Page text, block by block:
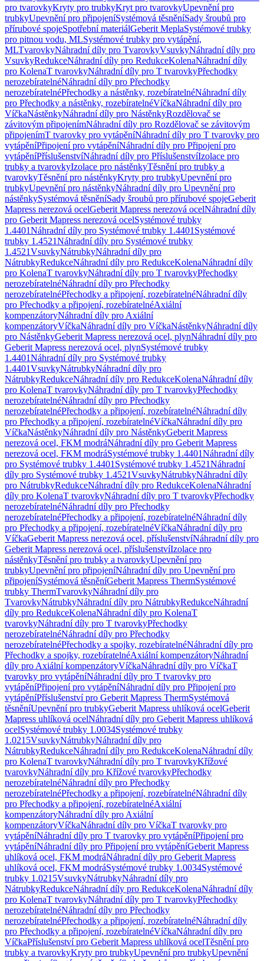
pro tvarovkyKryty pro trubkyKryt pro tvarovkyUpevnění pro
trubkyUpevnění pro připojeníSystémová těsněníSady šroubů pro
přírubové spojeSpotřební materiálGeberit MeplaSystémové trubky
pro pitnou vodu, MLSystémové trubky pro vytápění,
MLTvarovkyNáhradní díly pro TvarovkyVsuvkyNáhradní díly pro
VsuvkyRedukceNáhradní díly pro RedukceKolenaNáhradní díly
pro KolenaT tvarovkyNáhradní díly pro T tvarovkyPřechodky
nerozebíratelnéNáhradní díly pro Přechodky
nerozebíratelnéPřechodky a nástěnky, rozebíratelnéNáhradní díly
pro Přechodky a nástěnky, rozebíratelnéVíčkaNáhradní díly pro
VíčkaNástěnkyNáhradní díly pro NástěnkyRozdělovač se
závitovým připojenímNáhradní díly pro Rozdělovač se závitovým
připojenímT tvarovky pro vytápěníNáhradní díly pro T tvarovky pro
vytápěníPřipojení pro vytápěníNáhradní díly pro Připojení pro
vytápěníPříslušenstvíNáhradní díly pro PříslušenstvíIzolace pro
trubky a tvarovkyIzolace pro nástěnkyTěsnění pro trubky a
tvarovkyTěsnění pro nástěnkyKryty pro trubkyUpevnění pro
trubkyUpevnění pro nástěnkyNáhradní díly pro Upevnění pro
nástěnkySystémová těsněníSady šroubů pro přírubové spojeGeberit
Mapress nerezová ocelGeberit Mapress nerezová ocelNáhradní díly
pro Geberit Mapress nerezová ocelSystémové trubky
1.4401Náhradní díly pro Systémové trubky 1.4401 Systémové
trubky 1.4521Náhradní díly pro Systémové trubky
1.4521VsuvkyNátrubkyNáhradní díly pro
NátrubkyRedukceNáhradní díly pro RedukceKolenaNáhradní díly
pro KolenaT tvarovkyNáhradní díly pro T tvarovkyPřechodky
nerozebíratelnéNáhradní díly pro Přechodky
nerozebíratelnéPřechodky a připojení, rozebíratelnéNáhradní díly
pro Přechodky a připojení, rozebíratelnéAxiální
kompenzátoryNáhradní díly pro Axiální
kompenzátoryVíčkaNáhradní díly pro VíčkaNástěnkyNáhradní díly
pro NástěnkyGeberit Mapress nerezová ocel, plynNáhradní díly pro
Geberit Mapress nerezová ocel, plynSystémové trubky
1.4401Náhradní díly pro Systémové trubky
1.4401VsuvkyNátrubkyNáhradní díly pro
NátrubkyRedukceNáhradní díly pro RedukceKolenaNáhradní díly
pro KolenaT tvarovkyNáhradní díly pro T tvarovkyPřechodky
nerozebíratelnéNáhradní díly pro Přechodky
nerozebíratelnéPřechodky a připojení, rozebíratelnéNáhradní díly
pro Přechodky a připojení, rozebíratelnéVíčkaNáhradní díly pro
VíčkaNástěnkyNáhradní díly pro NástěnkyGeberit Mapress
nerezová ocel, FKM modráNáhradní díly pro Geberit Mapress
nerezová ocel, FKM modráSystémové trubky 1.4401Náhradní díly
pro Systémové trubky 1.4401 Systémové trubky 1.4521Náhradní
díly pro Systémové trubky 1.4521VsuvkyNátrubkyNáhradní díly
pro NátrubkyRedukceNáhradní díly pro RedukceKolenaNáhradní
díly pro KolenaT tvarovkyNáhradní díly pro T tvarovkyPřechodky
nerozebíratelnéNáhradní díly pro Přechodky
nerozebíratelnéPřechodky a připojení, rozebíratelnéNáhradní díly
pro Přechodky a připojení, rozebíratelnéVíčkaNáhradní díly pro
VíčkaGeberit Mapress nerezová ocel, příslušenstvíNáhradní díly pro
Geberit Mapress nerezová ocel, příslušenstvíIzolace pro
nástěnkyTěsnění pro trubky a tvarovkyUpevnění pro
trubkyUpevnění pro připojeníNáhradní díly pro Upevnění pro
připojeníSystémová těsněníGeberit Mapress ThermSystémové
trubky ThermTvarovkyNáhradní díly pro
TvarovkyNátrubkyNáhradní díly pro NátrubkyRedukceNáhradní
díly pro RedukceKolenaNáhradní díly pro KolenaT
tvarovkyNáhradní díly pro T tvarovkyPřechodky
nerozebíratelnéNáhradní díly pro Přechodky
nerozebíratelnéPřechodky a spojky, rozebíratelnéNáhradní díly pro
Přechodky a spojky, rozebíratelnéAxiální kompenzátoryNáhradní
díly pro Axiální kompenzátoryVíčkaNáhradní díly pro VíčkaT
tvarovky pro vytápěníNáhradní díly pro T tvarovky pro
vytápěníPřipojení pro vytápěníNáhradní díly pro Připojení pro
vytápěníPříslušenství pro Geberit Mapress ThermSystémová
těsněníUpevnění pro trubkyGeberit Mapress uhlíková ocelGeberit
Mapress uhlíková ocelNáhradní díly pro Geberit Mapress uhlíková
ocelSystémové trubky 1.0034Systémové trubky
1.0215VsuvkyNátrubkyNáhradní díly pro
NátrubkyRedukceNáhradní díly pro RedukceKolenaNáhradní díly
pro KolenaT tvarovkyNáhradní díly pro T tvarovkyKřížové
tvarovkyNáhradní díly pro Křížové tvarovkyPřechodky
nerozebíratelnéNáhradní díly pro Přechodky
nerozebíratelnéPřechodky a připojení, rozebíratelnéNáhradní díly
pro Přechodky a připojení, rozebíratelnéAxiální
kompenzátoryNáhradní díly pro Axiální
kompenzátoryVíčkaNáhradní díly pro VíčkaT tvarovky pro
vytápěníNáhradní díly pro T tvarovky pro vytápěníPřipojení pro
vytápěníNáhradní díly pro Připojení pro vytápěníGeberit Mapress
uhlíková ocel, FKM modráNáhradní díly pro Geberit Mapress
uhlíková ocel, FKM modráSystémové trubky 1.0034Systémové
trubky 1.0215VsuvkyNátrubkyNáhradní díly pro
NátrubkyRedukceNáhradní díly pro RedukceKolenaNáhradní díly
pro KolenaT tvarovkyNáhradní díly pro T tvarovkyPřechodky
nerozebíratelnéNáhradní díly pro Přechodky
nerozebíratelnéPřechodky a připojení, rozebíratelnéNáhradní díly
pro Přechodky a připojení, rozebíratelnéVíčkaNáhradní díly pro
VíčkaPříslušenství pro Geberit Mapress uhlíková ocelTěsnění pro
trubky a tvarovkyKryty pro trubkyUpevnění pro trubkyUpevnění